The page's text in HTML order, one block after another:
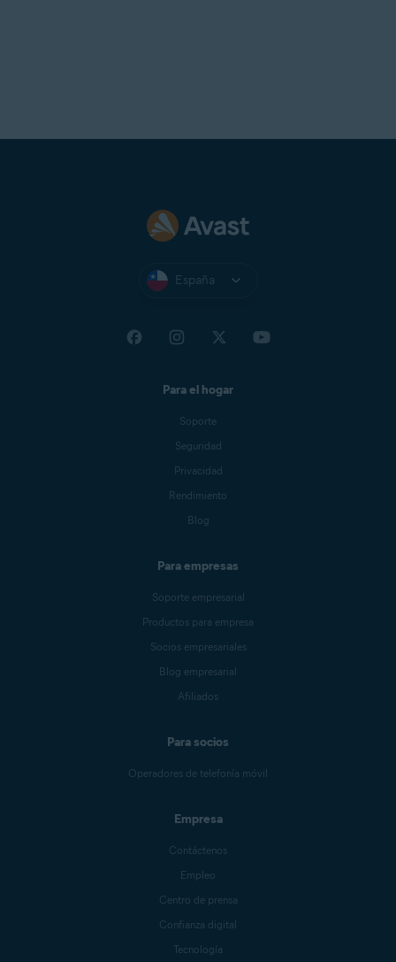
España
Para el hogar
Soporte
Seguridad
Privacidad
Rendimiento
Blog
Para empresas
Soporte empresarial
Productos para empresa
Socios empresariales
Blog empresarial
Afiliados
Para socios
Operadores de telefonía móvil
Empresa
Contáctenos
Empleo
Centro de prensa
Confianza digital
Tecnología